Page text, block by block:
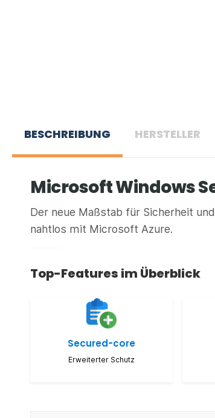
BESCHREIBUNG HERSTELLER
Microsoft Windows
Der neue Maßstab für Sicherheit
nahtlos mit Microsoft Azure.
Top-Features im Überblick
Secured-core
Erweiterter Schutz